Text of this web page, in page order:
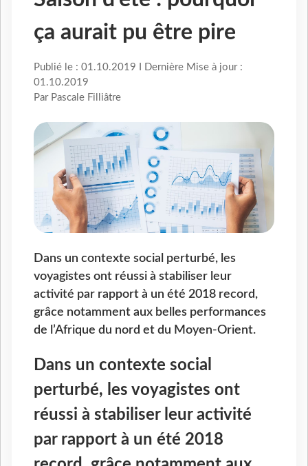
ça aurait pu être pire
Publié le : 01.10.2019 I Dernière Mise à jour :
01.10.2019
Par Pascale Filliâtre
Dans un contexte social perturbé, les
voyagistes ont réussi à stabiliser leur
activité par rapport à un été 2018 record,
grâce notamment aux belles performances
de l’Afrique du nord et du Moyen-Orient.
Dans un contexte social
perturbé, les voyagistes ont
réussi à stabiliser leur activité
par rapport à un été 2018